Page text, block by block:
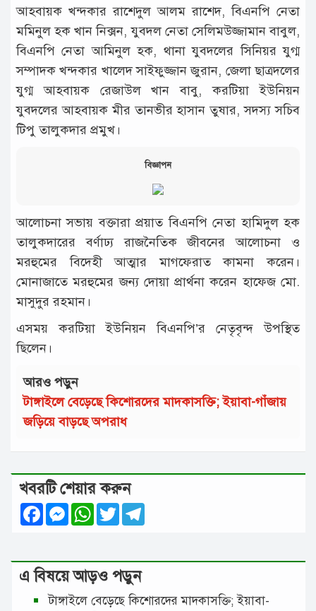
আহবায়ক খন্দকার রাশেদুল আলম রাশেদ, বিএনপি নেতা
মমিনুল হক খান নিক্সন, যুবদল নেতা সেলিমউজ্জামান বাবুল,
বিএনপি নেতা আমিনুল হক, থানা যুবদলের সিনিয়র যুগ্ম
সম্পাদক খন্দকার খালেদ সাইফুজ্জান জুরান, জেলা ছাত্রদলের
যুগ্ম আহবায়ক রেজাউল খান বাবু, করটিয়া ইউনিয়ন
যুবদলের আহবায়ক মীর তানভীর হাসান তুষার, সদস্য সচিব
টিপু তালুকদার প্রমুখ।
বিজ্ঞাপন
আলোচনা সভায় বক্তারা প্রয়াত বিএনপি নেতা হামিদুল হক
তালুকদারের বর্ণাঢ্য রাজনৈতিক জীবনের আলোচনা ও
মরহুমের বিদেহী আত্মার মাগফেরাত কামনা করেন।
মোনাজাতে মরহুমের জন্য দোয়া প্রার্থনা করেন হাফেজ মো.
মাসুদুর রহমান।
এসময় করটিয়া ইউনিয়ন বিএনপি’র নেতৃবৃন্দ উপস্থিত
ছিলেন।
আরও পড়ুন
টাঙ্গাইলে বেড়েছে কিশোরদের মাদকাসক্তি; ইয়াবা-গাঁজায়
জড়িয়ে বাড়ছে অপরাধ
খবরটি শেয়ার করুন
FacebookMessenger
WhatsApp
Twitter
এ বিষয়ে আড়ও পড়ুন
টাঙ্গাইলে বেড়েছে কিশোরদের মাদকাসক্তি; ইয়াবা-